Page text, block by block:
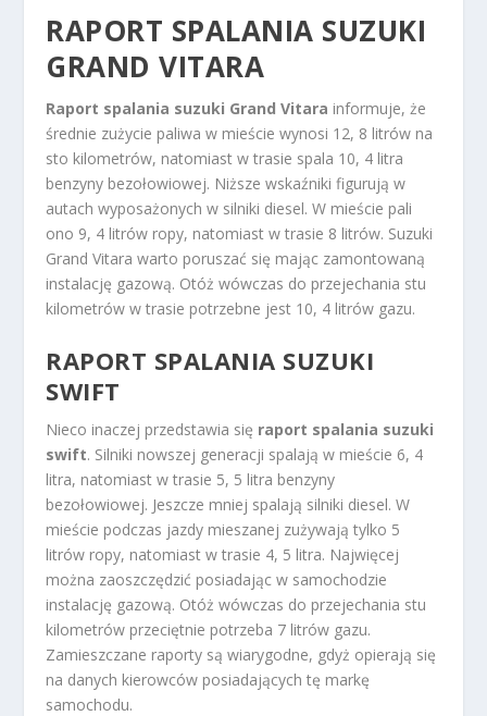
RAPORT SPALANIA SUZUKI
GRAND VITARA
Raport spalania suzuki Grand Vitara informuje, że
średnie zużycie paliwa w mieście wynosi 12, 8 litrów na
sto kilometrów, natomiast w trasie spala 10, 4 litra
benzyny bezołowiowej. Niższe wskaźniki figurują w
autach wyposażonych w silniki diesel. W mieście pali
ono 9, 4 litrów ropy, natomiast w trasie 8 litrów. Suzuki
Grand Vitara warto poruszać się mając zamontowaną
instalację gazową. Otóż wówczas do przejechania stu
kilometrów w trasie potrzebne jest 10, 4 litrów gazu.
RAPORT SPALANIA SUZUKI
SWIFT
Nieco inaczej przedstawia się raport spalania suzuki
swift. Silniki nowszej generacji spalają w mieście 6, 4
litra, natomiast w trasie 5, 5 litra benzyny
bezołowiowej. Jeszcze mniej spalają silniki diesel. W
mieście podczas jazdy mieszanej zużywają tylko 5
litrów ropy, natomiast w trasie 4, 5 litra. Najwięcej
można zaoszczędzić posiadając w samochodzie
instalację gazową. Otóż wówczas do przejechania stu
kilometrów przeciętnie potrzeba 7 litrów gazu.
Zamieszczane raporty są wiarygodne, gdyż opierają się
na danych kierowców posiadających tę markę
samochodu.